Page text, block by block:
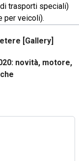
trasporti speciali)
per veicoli).
[Gallery]
novità, motore,